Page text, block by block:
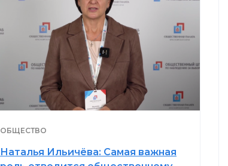
ОБЩЕСТВО
Наталья Ильичёва: Самая важная